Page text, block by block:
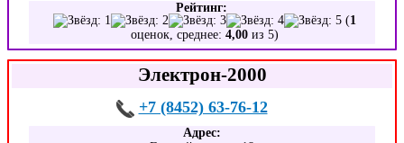
Рейтинг:
(1
оценок, среднее:4,00 из 5)
Электрон-2000
+7 (8452) 63-76-12
Адрес: